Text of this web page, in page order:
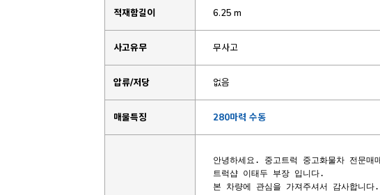
적재함길이 6.25 m
사고유무 무사고
압류/저당 없음
매물특징 280마력 수동
안녕하세요. 중고트럭 중고화물차 전문매
트럭샵 이태두 부장 입니다.
본 차량에 관심을 가져주셔서 감사합니다.